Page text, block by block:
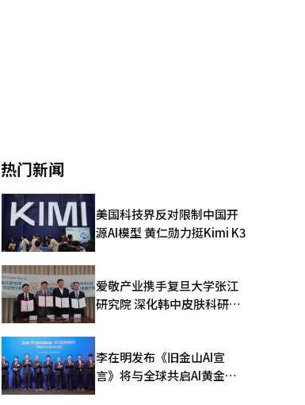
热门新闻
美国科技界反对限制中国开
源AI模型 黄仁勋力挺Kimi K3
爱敬产业携手复旦大学张江
研究院 深化韩中皮肤科研合
李在明发布《旧金山AI宣
言》将与全球共启AI黄金时